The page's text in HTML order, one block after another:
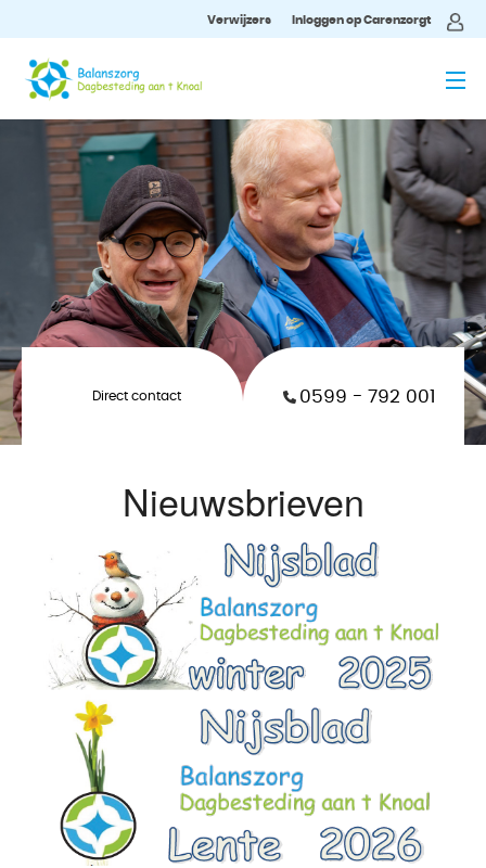
Verwijzers Inloggen op Carenzorgt
Direct contact 0599 - 792 001
Nieuwsbrieven